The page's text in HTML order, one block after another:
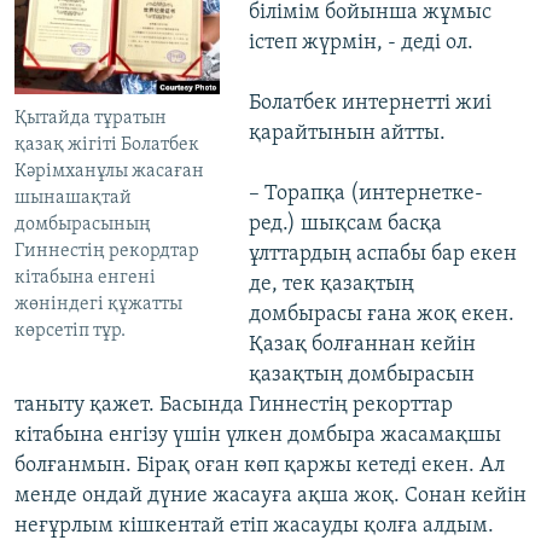
Қытайда тұратын
қазақ жігіті Болатбек
Кәрімханұлы жасаған
шынашақтай
домбырасының
Гиннестің рекордтар
кітабына енгені
жөніндегі құжатты
көрсетіп тұр.
білімім бойынша жұмыс
істеп жүрмін, - деді ол.
Болатбек интернетті жиі
қарайтынын айтты.
– Торапқа (интернетке-
ред.) шықсам басқа
ұлттардың аспабы бар екен
де, тек қазақтың
домбырасы ғана жоқ екен.
Қазақ болғаннан кейін
қазақтың домбырасын
таныту қажет. Басында Гиннестің рекорттар
кітабына енгізу үшін үлкен домбыра жасамақшы
болғанмын. Бірақ оған көп қаржы кетеді екен. Ал
менде ондай дүние жасауға ақша жоқ. Сонан кейін
неғұрлым кішкентай етіп жасауды қолға алдым.